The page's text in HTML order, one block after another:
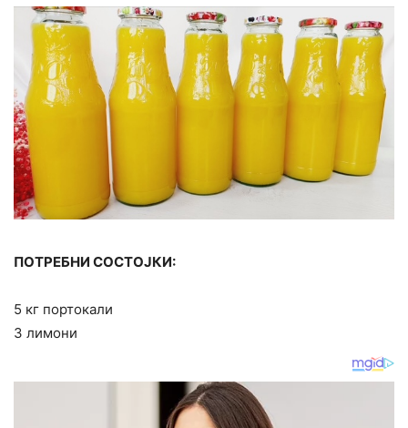
ПОТРЕБНИ СОСТОЈКИ:
5 кг портокали
3 лимони